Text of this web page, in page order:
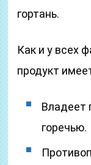
гортань.
Как и у всех
продукт
Владеет
горечью.